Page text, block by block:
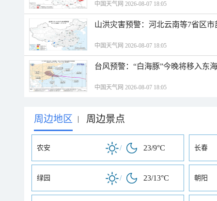
中国天气网 2026-08-07 18:05
山洪灾害预警：河北云南等7省区
中国天气网 2026-08-07 18:05
台风预警：“白海豚”今晚将移入东
中国天气网 2026-08-07 18:05
周边地区 | 周边景点
农安 / 23/9°C 长春
绿园 / 23/13°C 朝阳